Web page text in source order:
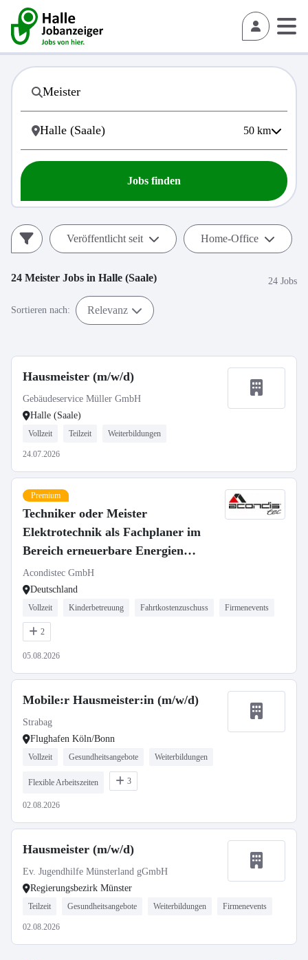
50 km
Jobs finden
Veröffentlicht seit Home-Office
24 Meister Jobs in Halle (Saale) 24 Jobs
Sortieren nach: Relevanz
Hausmeister (m/w/d)
Gebäudeservice Müller GmbH
Halle (Saale)
Vollzeit Teilzeit Weiterbildungen
24.07.2026
Premium
Techniker oder Meister
Elektrotechnik als Fachplaner im
Bereich erneuerbare Energien
(m/w/d)
Acondistec GmbH
Deutschland
Vollzeit Kinderbetreuung Fahrtkostenzuschuss Firmenevents
2
05.08.2026
Mobile:r Hausmeister:in (m/w/d)
Strabag
Flughafen Köln/Bonn
Vollzeit Gesundheitsangebote Weiterbildungen
Flexible Arbeitszeiten 3
02.08.2026
Hausmeister (m/w/d)
Ev. Jugendhilfe Münsterland gGmbH
Regierungsbezirk Münster
Teilzeit Gesundheitsangebote Weiterbildungen Firmenevents
02.08.2026